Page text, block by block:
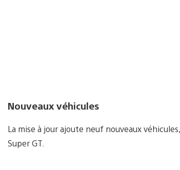
Nouveaux véhicules
La mise à jour ajoute neuf nouveaux
Super GT.